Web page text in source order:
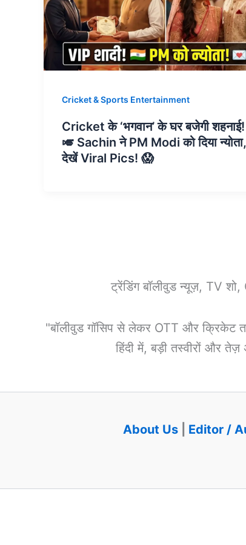
Cricket & Sports Entertainment
Cricket के ‘भगवान’ के घर बजेगी शहनाई!
🎺 Sachin ने PM Modi को दिया न्योता,
देखें Viral Pics! 😱
ट्रेंडिंग बॉलीवुड न्यूज़, TV
"बॉलीवुड गॉसिप से लेकर OTT और क्रिकेट
हिंदी में, बड़ी तस्वीरों और
About Us Editor /